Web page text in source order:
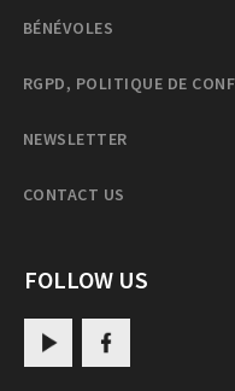
BÉNÉVOLES
RGPD, POLITIQUE DE
NEWSLETTER
CONTACT US
FOLLOW US